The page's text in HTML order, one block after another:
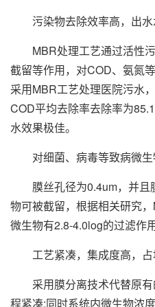
污染物去除效率高，出水
MBR处理工艺通过活性污
截留等作用，对COD、氨氮
采用MBR工艺处理医院污水
COD平均去除率去除率为
水效果极佳。
对细菌、病毒等致病微生
膜丝孔径为0.4um，并且
物可被截留，根据相关研究
微生物有2.8-4.0log的过滤作用
工艺紧凑，集成度高，占
采用膜分离技术代替原有
程紧凑;同时系统内微生物浓